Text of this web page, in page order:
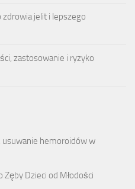
zdrowia jelit i lepszego
zastosowanie i ryzyko
usuwanie hemoroidów w
Zęby Dzieci od Młodości